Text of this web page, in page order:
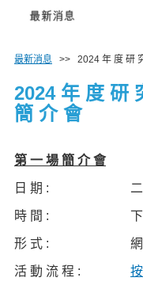
最新消息 >> 2024 年 度 研
2024 年 度 研
簡 介 會
第 一 場 簡 介 會
日 期 :
時 間 :
形 式 :
活 動 流 程 :